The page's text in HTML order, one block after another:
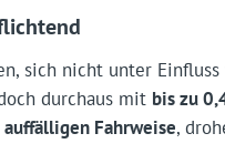
sich nicht unter Einfluss
durchaus mit bis zu
auffälligen Fahrweise,